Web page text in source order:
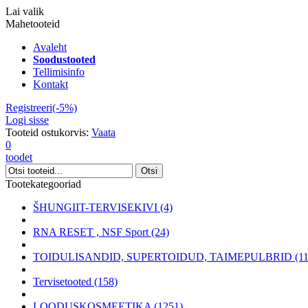
Lai valik
Mahetooteid
Avaleht
Soodustooted
Tellimisinfo
Kontakt
Registreeri(-5%)
Logi sisse
Tooteid ostukorvis: Vaata
0
toodet
Tootekategooriad
ŠHUNGIIT-TERVISEKIVI (4)
RNA RESET , NSF Sport (24)
TOIDULISANDID, SUPERTOIDUD, TAIMEPULBRID
Tervisetooted (158)